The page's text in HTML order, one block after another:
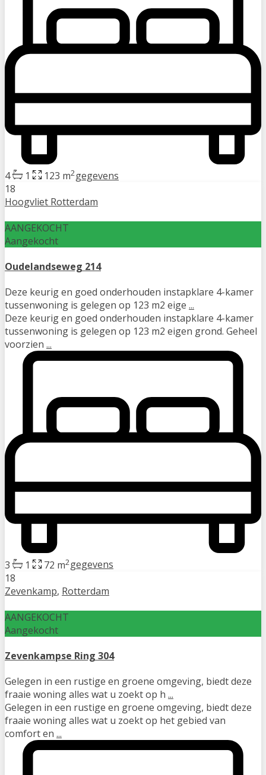
4 1 123 m2gegevens
18
Hoogvliet Rotterdam
AANGEKOCHT
Aangekocht
Oudelandseweg 214
Deze keurig en goed onderhouden instapklare 4-kamer
tussenwoning is gelegen op 123 m2 eige ...
Deze keurig en goed onderhouden instapklare 4-kamer
tussenwoning is gelegen op 123 m2 eigen grond. Geheel
voorzien ...
3 1 72 m2gegevens
18
Zevenkamp, Rotterdam
AANGEKOCHT
Aangekocht
Zevenkampse Ring 304
Gelegen in een rustige en groene omgeving, biedt deze
fraaie woning alles wat u zoekt op h ...
Gelegen in een rustige en groene omgeving, biedt deze
fraaie woning alles wat u zoekt op het gebied van
comfort en ...